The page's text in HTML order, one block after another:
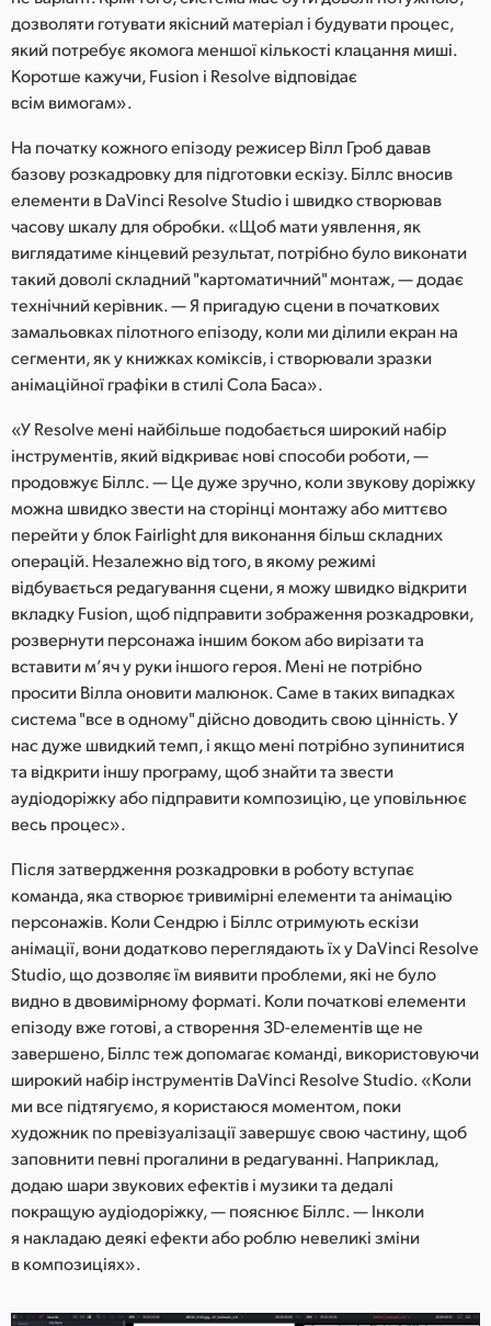
дозволяти готувати якісний матеріал і будувати процес,
який потребує якомога меншої кількості клацання миші.
Коротше кажучи, Fusion і Resolve відповідає
всім вимогам».
На початку кожного епізоду режисер Вілл Гроб давав
базову розкадровку для підготовки ескізу. Біллс вносив
елементи в DaVinci Resolve Studio і швидко створював
часову шкалу для обробки. «Щоб мати уявлення, як
виглядатиме кінцевий результат, потрібно було виконати
такий доволі складний "картоматичний" монтаж, — додає
технічний керівник. — Я пригадую сцени в початкових
замальовках пілотного епізоду, коли ми ділили екран на
сегменти, як у книжках коміксів, і створювали зразки
анімаційної графіки в стилі Сола Баса».
«У Resolve мені найбільше подобається широкий набір
інструментів, який відкриває нові способи роботи, —
продовжує Біллс. — Це дуже зручно, коли звукову доріжку
можна швидко звести на сторінці монтажу або миттєво
перейти у блок Fairlight для виконання більш складних
операцій. Незалежно від того, в якому режимі
відбувається редагування сцени, я можу швидко відкрити
вкладку Fusion, щоб підправити зображення розкадровки,
розвернути персонажа іншим боком або вирізати та
вставити м’яч у руки іншого героя. Мені не потрібно
просити Вілла оновити малюнок. Саме в таких випадках
система "все в одному" дійсно доводить свою цінність. У
нас дуже швидкий темп, і якщо мені потрібно зупинитися
та відкрити іншу програму, щоб знайти та звести
аудіодоріжку або підправити композицію, це уповільнює
весь процес».
Після затвердження розкадровки в роботу вступає
команда, яка створює тривимірні елементи та анімацію
персонажів. Коли Сендрю і Біллс отримують ескізи
анімації, вони додатково переглядають їх у DaVinci Resolve
Studio, що дозволяє їм виявити проблеми, які не було
видно в двовимірному форматі. Коли початкові елементи
епізоду вже готові, а створення 3D-елементів ще не
завершено, Біллс теж допомагає команді, використовуючи
широкий набір інструментів DaVinci Resolve Studio. «Коли
ми все підтягуємо, я користаюся моментом, поки
художник по превізуалізації завершує свою частину, щоб
заповнити певні прогалини в редагуванні. Наприклад,
додаю шари звукових ефектів і музики та дедалі
покращую аудіодоріжку, — пояснює Біллс. — Інколи
я накладаю деякі ефекти або роблю невеликі зміни
в композиціях».